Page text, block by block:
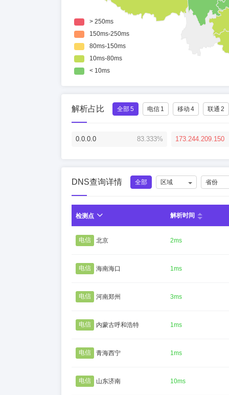
解析占比 全部5 电信 1 移动 4 联通 2
0.0.0.0 83.333% 173.244.209.150
DNS查询详情 全部 区域 省份
检测点 解析时间
电信 北京 2ms
电信 海南海口 1ms
电信 河南郑州 3ms
电信 内蒙古呼和浩特 1ms
电信 青海西宁 1ms
电信 山东济南 10ms